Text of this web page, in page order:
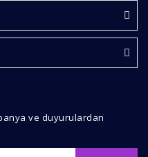
olmalı.
ve duyurulardan